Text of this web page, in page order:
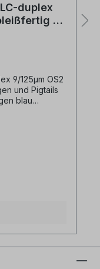
duplex
6
9/125µm OS2
und Pigtails
blau
Frontplatte- 4
wir: -
9/125µm